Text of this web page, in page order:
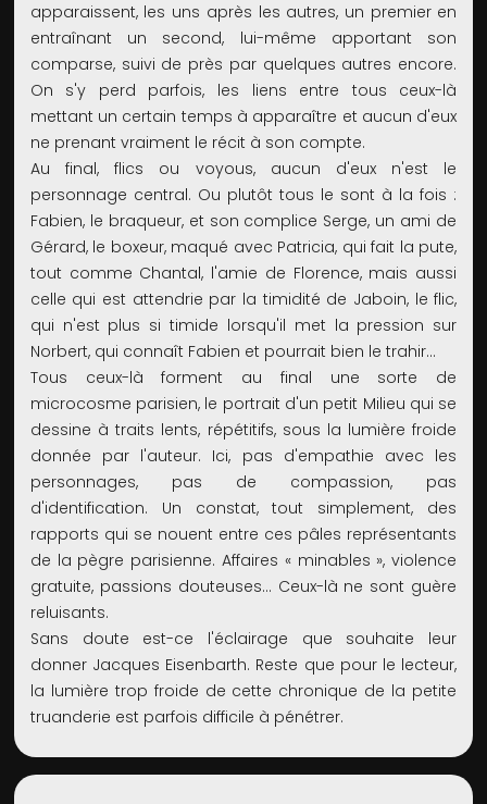
apparaissent, les uns après les autres, un premier en
entraînant un second, lui-même apportant son
comparse, suivi de près par quelques autres encore.
On s'y perd parfois, les liens entre tous ceux-là
mettant un certain temps à apparaître et aucun d'eux
ne prenant vraiment le récit à son compte.
Au final, flics ou voyous, aucun d'eux n'est le
personnage central. Ou plutôt tous le sont à la fois :
Fabien, le braqueur, et son complice Serge, un ami de
Gérard, le boxeur, maqué avec Patricia, qui fait la pute,
tout comme Chantal, l'amie de Florence, mais aussi
celle qui est attendrie par la timidité de Jaboin, le flic,
qui n'est plus si timide lorsqu'il met la pression sur
Norbert, qui connaît Fabien et pourrait bien le trahir…
Tous ceux-là forment au final une sorte de
microcosme parisien, le portrait d'un petit Milieu qui se
dessine à traits lents, répétitifs, sous la lumière froide
donnée par l'auteur. Ici, pas d'empathie avec les
personnages, pas de compassion, pas
d'identification. Un constat, tout simplement, des
rapports qui se nouent entre ces pâles représentants
de la pègre parisienne. Affaires « minables », violence
gratuite, passions douteuses… Ceux-là ne sont guère
reluisants.
Sans doute est-ce l'éclairage que souhaite leur
donner Jacques Eisenbarth. Reste que pour le lecteur,
la lumière trop froide de cette chronique de la petite
truanderie est parfois difficile à pénétrer.